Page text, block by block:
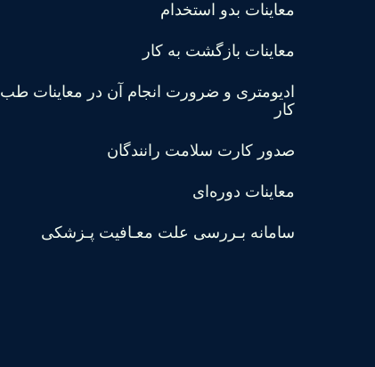
معاینات بدو استخدام
معاینات بازگشت به کار
ادیومتری و ضرورت انجام آن در معاینات طب
کار
صدور کارت سلامت رانندگان
معاینات دوره‌ای
سامانه بـررسی علت معـافیت پـزشکی